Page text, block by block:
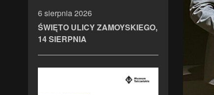
6 sierpnia 2026
ŚWIĘTO ULICY ZAMOYSKIEGO,
14 SIERPNIA